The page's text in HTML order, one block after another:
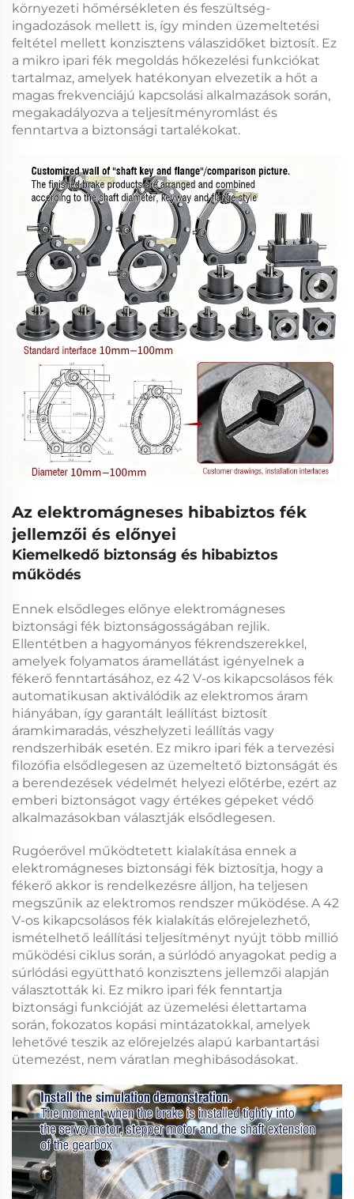
környezeti hőmérsékleten és feszültség-
ingadozások mellett is, így minden üzemeltetési
feltétel mellett konzisztens válaszidőket biztosít. Ez
a mikro ipari fék megoldás hőkezelési funkciókat
tartalmaz, amelyek hatékonyan elvezetik a hőt a
magas frekvenciájú kapcsolási alkalmazások során,
megakadályozva a teljesítményromlást és
fenntartva a biztonsági tartalékokat.
Az elektromágneses hibabiztos fék
jellemzői és előnyei
Kiemelkedő biztonság és hibabiztos
működés
Ennek elsődleges előnye elektromágneses
biztonsági fék biztonságosságában rejlik.
Ellentétben a hagyományos fékrendszerekkel,
amelyek folyamatos áramellátást igényelnek a
fékerő fenntartásához, ez 42 V-os kikapcsolásos fék
automatikusan aktiválódik az elektromos áram
hiányában, így garantált leállítást biztosít
áramkimaradás, vészhelyzeti leállítás vagy
rendszerhibák esetén. Ez mikro ipari fék a tervezési
filozófia elsődlegesen az üzemeltető biztonságát és
a berendezések védelmét helyezi előtérbe, ezért az
emberi biztonságot vagy értékes gépeket védő
alkalmazásokban választják elsődlegesen.
Rugóerővel működtetett kialakítása ennek a
elektromágneses biztonsági fék biztosítja, hogy a
fékerő akkor is rendelkezésre álljon, ha teljesen
megszűnik az elektromos rendszer működése. A 42
V-os kikapcsolásos fék kialakítás előrejelezhető,
ismételhető leállítási teljesítményt nyújt több millió
működési ciklus során, a súrlódó anyagokat pedig a
súrlódási együttható konzisztens jellemzői alapján
választották ki. Ez mikro ipari fék fenntartja
biztonsági funkcióját az üzemelési élettartama
során, fokozatos kopási mintázatokkal, amelyek
lehetővé teszik az előrejelzés alapú karbantartási
ütemezést, nem váratlan meghibásodásokat.